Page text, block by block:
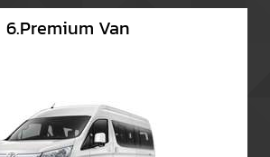
6.Premium Van